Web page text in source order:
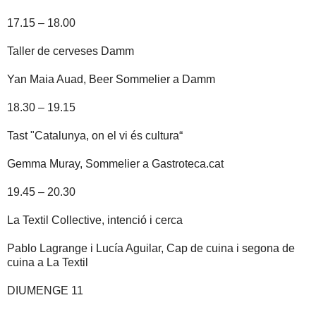
17.15 – 18.00
Taller de cerveses Damm
Yan Maia Auad, Beer Sommelier a Damm
18.30 – 19.15
Tast "Catalunya, on el vi és cultura“
Gemma Muray, Sommelier a Gastroteca.cat
19.45 – 20.30
La Textil Collective, intenció i cerca
Pablo Lagrange i Lucía Aguilar, Cap de cuina i segona de
cuina a La Textil
DIUMENGE 11